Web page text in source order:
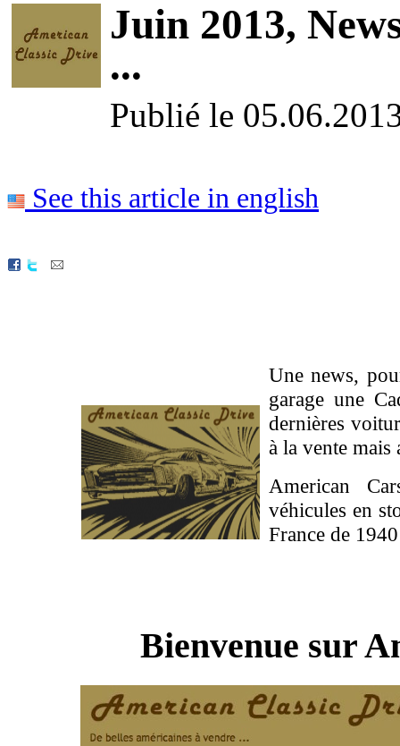
Juin 2013,
...
Publié le
See this article in english
Unenews,
garage une
dernières
à la vente
American
véhicules en
France de
Bienvenue sur